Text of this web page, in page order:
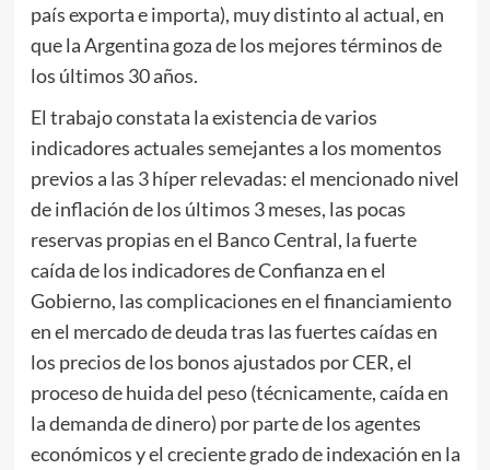
país exporta e importa), muy distinto al actual, en
que la Argentina goza de los mejores términos de
los últimos 30 años.
El trabajo constata la existencia de varios
indicadores actuales semejantes a los momentos
previos a las 3 híper relevadas: el mencionado nivel
de inflación de los últimos 3 meses, las pocas
reservas propias en el Banco Central, la fuerte
caída de los indicadores de Confianza en el
Gobierno, las complicaciones en el financiamiento
en el mercado de deuda tras las fuertes caídas en
los precios de los bonos ajustados por CER, el
proceso de huida del peso (técnicamente, caída en
la demanda de dinero) por parte de los agentes
económicos y el creciente grado de indexación en la